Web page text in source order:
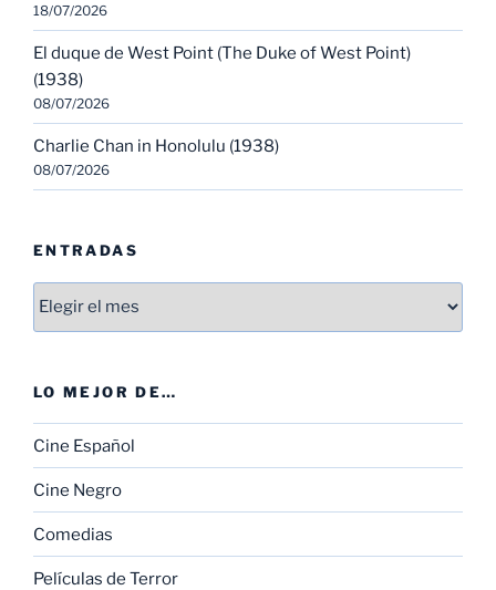
18/07/2026
El duque de West Point (The Duke of West Point)
(1938)
08/07/2026
Charlie Chan in Honolulu (1938)
08/07/2026
ENTRADAS
Entradas
LO MEJOR DE…
Cine Español
Cine Negro
Comedias
Películas de Terror